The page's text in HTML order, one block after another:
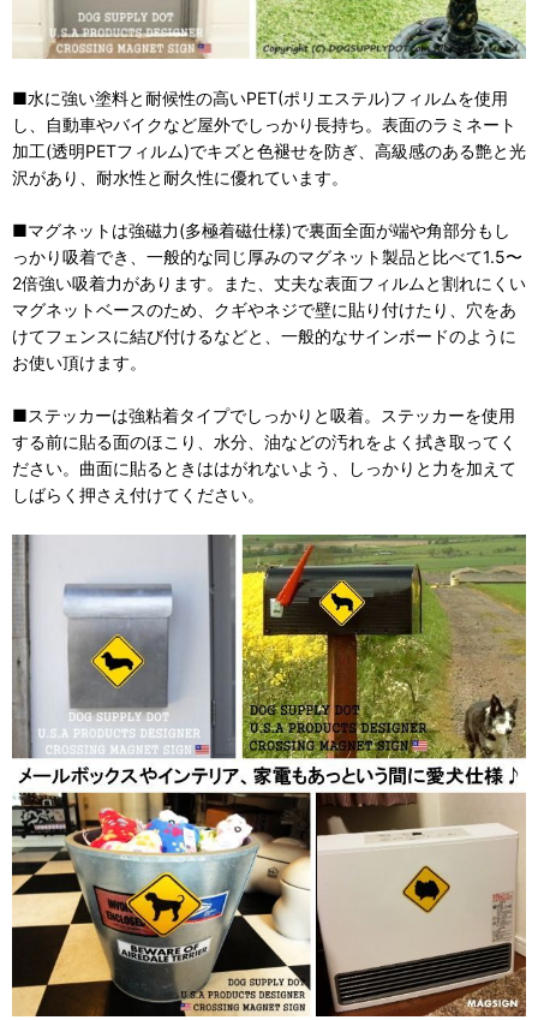
■水に強い塗料と耐候性の高いPET(ポリエステル)フィルムを使用
し、自動車やバイクなど屋外でしっかり長持ち。表面のラミネート
加工(透明PETフィルム)でキズと色褪せを防ぎ、高級感のある艶と光
沢があり、耐水性と耐久性に優れています。
■マグネットは強磁力(多極着磁仕様)で裏面全面が端や角部分もし
っかり吸着でき、一般的な同じ厚みのマグネット製品と比べて1.5〜
2倍強い吸着力があります。また、丈夫な表面フィルムと割れにくい
マグネットベースのため、クギやネジで壁に貼り付けたり、穴をあ
けてフェンスに結び付けるなどと、一般的なサインボードのように
お使い頂けます。
■ステッカーは強粘着タイプでしっかりと吸着。ステッカーを使用
する前に貼る面のほこり、水分、油などの汚れをよく拭き取ってく
ださい。曲面に貼るときははがれないよう、しっかりと力を加えて
しばらく押さえ付けてください。